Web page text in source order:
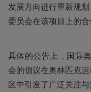
发展方向进行重新规
委员会在该项目上的合
具体的公告上，国际
会的倡议在奥林匹克
区中引发了广泛关注